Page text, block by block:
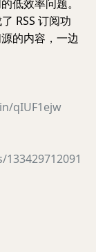
低效率问题。
RSS 订阅功
的内容，一边
qIUF1ejw